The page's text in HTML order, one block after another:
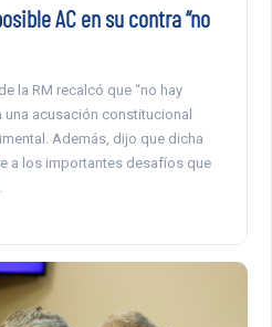
AC en su contra “no
la RM recalcó que “no hay
acusación constitucional
Además, dijo que dicha
a los importantes desafíos que